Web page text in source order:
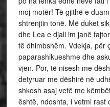
moj motër! Të gjithë e
shtrenjtin tonë. Më duket
dhe Lea e djali im janë
të dhimbshëm. Vdekja, për
paparashikueshme dhe
vjen. Por, të nisesh me
detyruar me dëshirë në
shkosh asaj vetë me
është, ndoshta, i vetmi rast